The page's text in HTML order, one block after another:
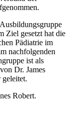
Ziel gesetzt hat die
Pädiatrie im
nachfolgenden
ist als
Dr. James
Robert.